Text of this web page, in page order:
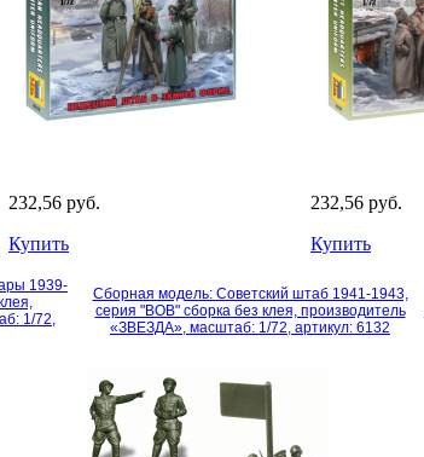
232,56 руб.
Купить
232,56 руб.
Купить
1939-
1/72,
Сборная модель: Советский штаб 1941-1943,
серия "ВОВ" сборка без клея, производитель
«ЗВЕЗДА», масштаб: 1/72, артикул: 6132